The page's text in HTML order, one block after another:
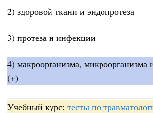
2) здоровой ткани и эндопротеза
3) протеза и инфекции
4) макроорганизма, микроорганизма
(+)
Учебный курс: тесты по